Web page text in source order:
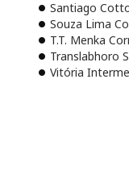
Santiago
Souza Lima
T.T. Menka
Translabhoro
Vitória